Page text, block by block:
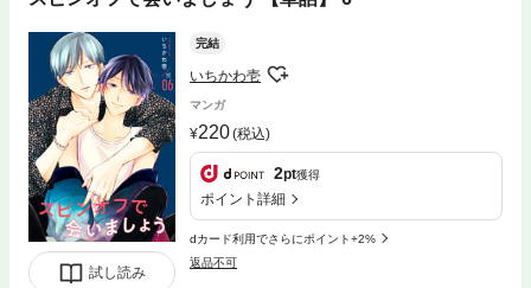
試し読み
完結
いちかわ壱
マンガ
220(税込)
2pt獲得
ポイント詳細
dカード利用でさらにポイント+2%
返品不可